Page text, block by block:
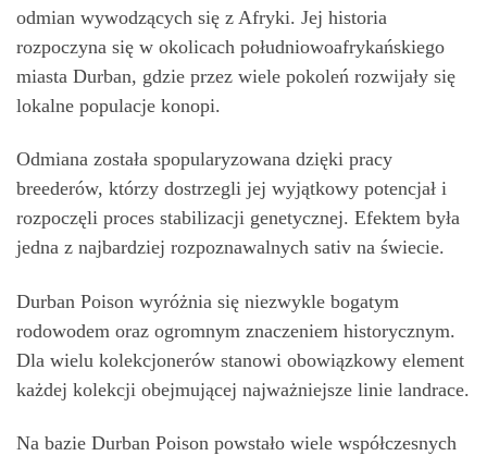
odmian wywodzących się z Afryki. Jej historia
rozpoczyna się w okolicach południowoafrykańskiego
miasta Durban, gdzie przez wiele pokoleń rozwijały się
lokalne populacje konopi.
Odmiana została spopularyzowana dzięki pracy
breederów, którzy dostrzegli jej wyjątkowy potencjał i
rozpoczęli proces stabilizacji genetycznej. Efektem była
jedna z najbardziej rozpoznawalnych sativ na świecie.
Durban Poison wyróżnia się niezwykle bogatym
rodowodem oraz ogromnym znaczeniem historycznym.
Dla wielu kolekcjonerów stanowi obowiązkowy element
każdej kolekcji obejmującej najważniejsze linie landrace.
Na bazie Durban Poison powstało wiele współczesnych